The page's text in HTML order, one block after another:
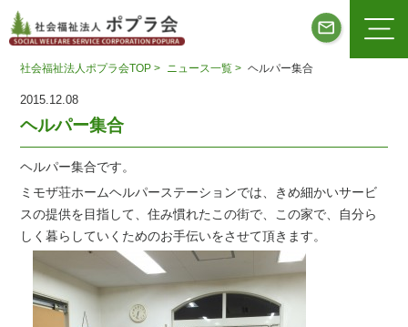
社会福祉法人ポプラ会TOP > ニュース一覧 > ヘルパー集合
2015.12.08
ヘルパー集合
ヘルパー集合です。
ミモザ荘ホームヘルパーステーションでは、きめ細かいサービ
スの提供を目指して、住み慣れたこの街で、この家で、自分ら
しく暮らしていくためのお手伝いをさせて頂きます。